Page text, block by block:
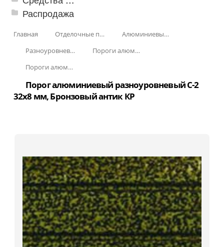
Распродажа
Главная Отделочные профили
Алюминиевые пороги
Разноуровневые алюминиевые профили
Пороги алюминиевые разноуровневые С-2 32х8 мм (открытый крепеж)
Пороги алюминиевые разноуровневые С-2 32х8 мм Крашенные КР
Порог алюминиевый разноуровневый C-2
32x8 мм, Бронзовый антик КР